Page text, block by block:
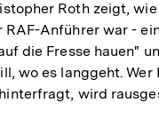
Roth zeigt,
Anführer war -
die Fresse hauen"
wo es langgeht.
wird